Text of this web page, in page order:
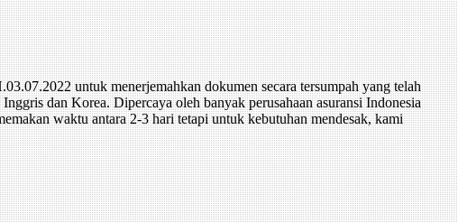
untuk menerjemahkan dokumen secara tersumpah yang telah
dan Korea. Dipercaya oleh banyak perusahaan asuransi Indonesia
waktu antara 2-3 hari tetapi untuk kebutuhan mendesak, kami